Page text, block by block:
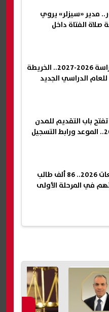
مدير «سيزلر» يروي
صلاة الفتاة داخل
موعد بدء الدراسة 2026-2027.. الخريطة
للعام الدراسي الجديد
باب التقديم للمدن
تنسيق الجامعات 2026.. 86 ألف طالب
في المرحلة الأولى